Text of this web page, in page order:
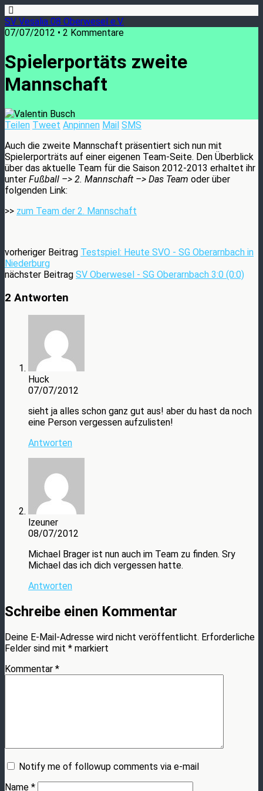
SV Vesalia 08 Oberwesel e.V.
07/07/2012 • 2 Kommentare
Spielerportäts zweite
Mannschaft
Teilen Tweet Anpinnen Mail SMS
Auch die zweite Mannschaft präsentiert sich nun mit
Spielerporträts auf einer eigenen Team-Seite. Den Überblick
über das aktuelle Team für die Saison 2012-2013 erhaltet ihr
unter Fußball –> 2. Mannschaft –> Das Team oder über
folgenden Link:
>> zum Team der 2. Mannschaft
vorheriger Beitrag Testspiel: Heute SVO - SG Oberarnbach in
Niederburg
nächster Beitrag SV Oberwesel - SG Oberarnbach 3:0 (0:0)
2 Antworten
Huck
07/07/2012
sieht ja alles schon ganz gut aus! aber du hast da noch
eine Person vergessen aufzulisten!
Antworten
lzeuner
08/07/2012
Michael Brager ist nun auch im Team zu finden. Sry
Michael das ich dich vergessen hatte.
Antworten
Schreibe einen Kommentar
Deine E-Mail-Adresse wird nicht veröffentlicht. Erforderliche
Felder sind mit * markiert
Kommentar *
Notify me of followup comments via e-mail
Name *